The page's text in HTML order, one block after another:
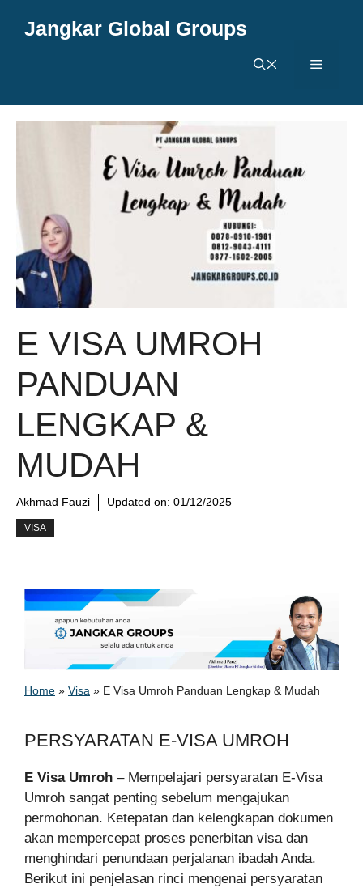
Jangkar Global Groups
Menu
E VISA UMROH
PANDUAN
LENGKAP &
MUDAH
Akhmad Fauzi Updated on: 01/12/2025
VISA
Home » Visa » E Visa Umroh Panduan Lengkap & Mudah
PERSYARATAN E-VISA UMROH
E Visa Umroh – Mempelajari persyaratan E-Visa
Umroh sangat penting sebelum mengajukan
permohonan. Ketepatan dan kelengkapan dokumen
akan mempercepat proses penerbitan visa dan
menghindari penundaan perjalanan ibadah Anda.
Berikut ini penjelasan rinci mengenai persyaratan